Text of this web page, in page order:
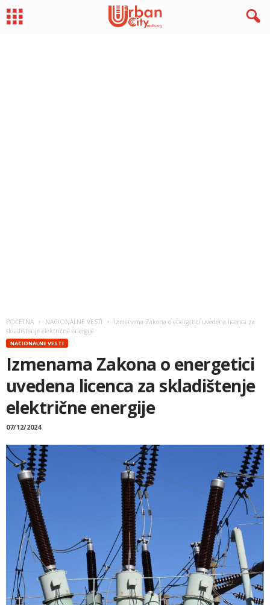
POČETNA NACIONALNE VESTI
Izmenama Zakona o energetici uvedena licenca za
skladištenje električne energije
NACIONALNE VESTI
Izmenama Zakona o energetici
uvedena licenca za skladištenje
električne energije
07/12/2024